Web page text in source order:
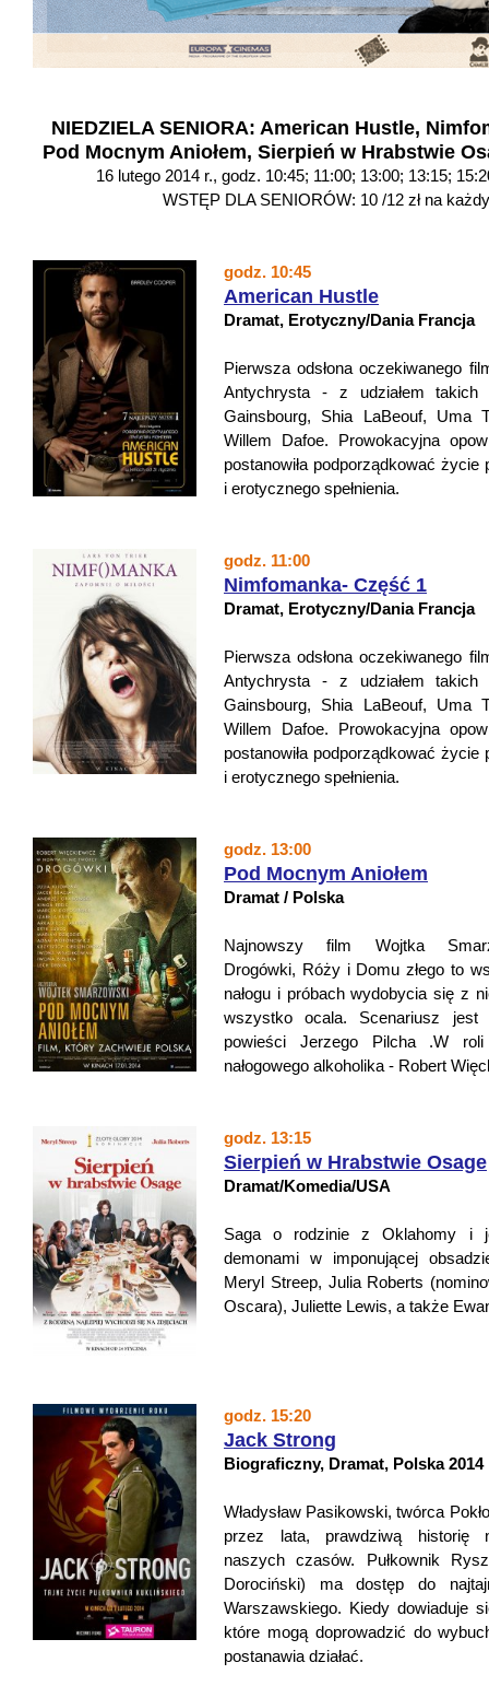
NIEDZIELA SENIORA: American Hustle,
Pod Mocnym Aniołem, Sierpień w Hrabstwie
16 lutego 2014 r., godz. 10:45; 11:00; 13:00; 13:15;
WSTĘP DLA SENIORÓW: 10 /12 zł na
godz. 10:45
American Hustle
Dramat, Erotyczny/Dania Francja
Pierwsza odsłona oczekiwanego
Antychrysta - z udziałem takich
Gainsbourg, Shia LaBeouf, Uma
Willem Dafoe. Prowokacyjna
postanowiła podporządkować
i erotycznego spełnienia.
godz. 11:00
Nimfomanka- Część 1
Dramat, Erotyczny/Dania Francja
Pierwsza odsłona oczekiwanego
Antychrysta - z udziałem takich
Gainsbourg, Shia LaBeouf, Uma
Willem Dafoe. Prowokacyjna
postanowiła podporządkować
i erotycznego spełnienia.
godz. 13:00
Pod Mocnym Aniołem
Dramat / Polska
Najnowszy film Wojtka
Drogówki, Róży i Domu złego to
nałogu i próbach wydobycia się z
wszystko ocala. Scenariusz jest
powieści Jerzego Pilcha .W
nałogowego alkoholika - Robert
godz. 13:15
Sierpień w Hrabstwie Osage
Dramat/Komedia/USA
Saga o rodzinie z Oklahomy i
demonami w imponującej
Meryl Streep, Julia Roberts
Oscara), Juliette Lewis, a także
godz. 15:20
Jack Strong
Biograficzny, Dramat, Polska 2014
Władysław Pasikowski, twórca
przez lata, prawdziwą historię
naszych czasów. Pułkownik
Dorociński) ma dostęp do
Warszawskiego. Kiedy dowiaduje
które mogą doprowadzić do
postanawia działać.